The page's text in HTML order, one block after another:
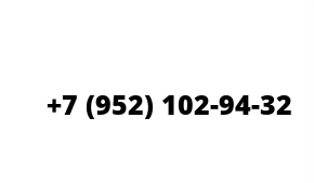
+7 (952) 102-94-32